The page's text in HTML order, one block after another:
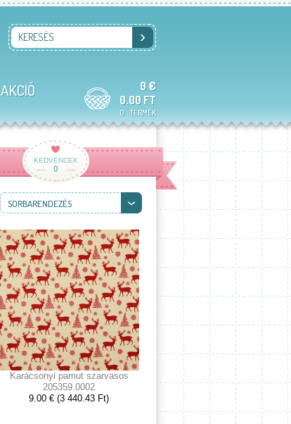
0 €
0.00 FT
0 TERMÉK
AKCIÓ
KERESÉS
KEDVENCEK
0
SORBARENDEZÉS
Karácsonyi pamut szarvasos
205359.0002
9.00 € (3 440.43 Ft)